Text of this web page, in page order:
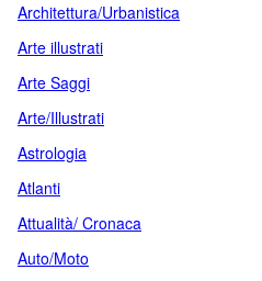
Architettura/Urbanistica
Arte illustrati
Arte Saggi
Arte/Illustrati
Astrologia
Atlanti
Attualità/ Cronaca
Auto/Moto